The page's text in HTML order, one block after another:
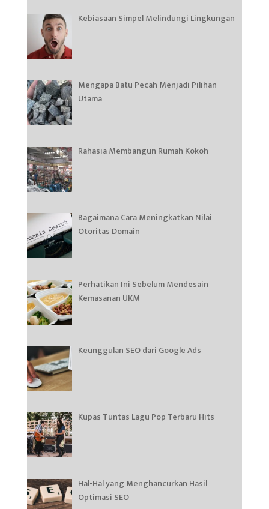
Kebiasaan Simpel Melindungi Lingkungan
Mengapa Batu Pecah Menjadi Pilihan
Utama
Rahasia Membangun Rumah Kokoh
Bagaimana Cara Meningkatkan Nilai
Otoritas Domain
Perhatikan Ini Sebelum Mendesain
Kemasanan UKM
Keunggulan SEO dari Google Ads
Kupas Tuntas Lagu Pop Terbaru Hits
Hal-Hal yang Menghancurkan Hasil
Optimasi SEO